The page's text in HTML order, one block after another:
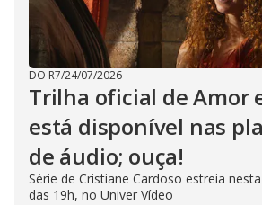
DO R7/24/07/2026
Trilha oficial de Amor
está disponível nas
de áudio; ouça!
Série de Cristiane Cardoso estreia
das 19h, no Univer Vídeo